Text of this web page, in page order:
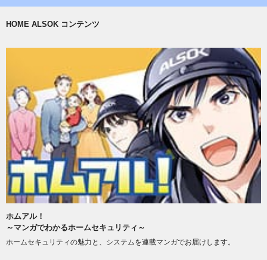
HOME ALSOK コンテンツ
ホムアル！
～マンガでわかるホームセキュリティ～
ホームセキュリティの魅力と、システムを連載マンガでお届けします。